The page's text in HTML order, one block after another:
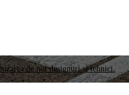
de noi designuri și tehnici.